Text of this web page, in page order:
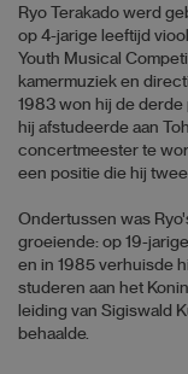
Ryo Terakado werd
op 4-jarige leeftijd
Youth Musical
kamermuziek en
1983 won hij de derde
hij afstudeerde aan
concertmeester te
een positie die hij
Ondertussen was
groeiende: op 19-
en in 1985 verhuisde
studeren aan het
leiding van Sigiswald
behaalde.